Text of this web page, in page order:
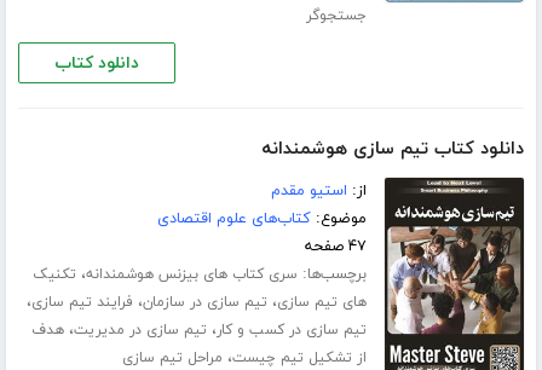
جستجوگر
دانلود کتاب
دانلود کتاب تیم سازی هوشمندانه
از: استیو مقدم
موضوع:کتاب‌های علوم اقتصادی
۴۷ صفحه
برچسب‌ها: سری کتاب های بیزنس هوشمندانه، تکنیک
های تیم سازی، تیم سازی در سازمان، فرایند تیم سازی،
تیم سازی در کسب و کار، تیم سازی در مدیریت،هدف
از تشکیل تیم چیست، مراحل تیم سازی